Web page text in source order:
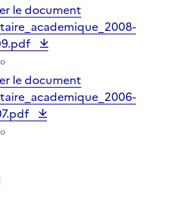
le document
le document